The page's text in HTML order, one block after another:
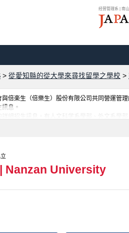
经营管理系 | 南
> 從愛知縣的從大學來尋找留學之學校 >
倍楽生（倍樂生）股份有限公司共同營運管
息。
詳細招生訊息。有人文科学系學部、外文系
| Nanzan University